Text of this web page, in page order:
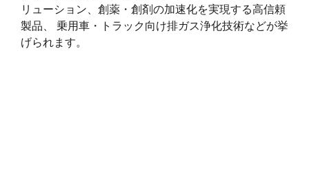
リューション、創薬・創剤の加速化を実現する高信頼
製品、 乗用車・トラック向け排ガス浄化技術などが挙
げられます。